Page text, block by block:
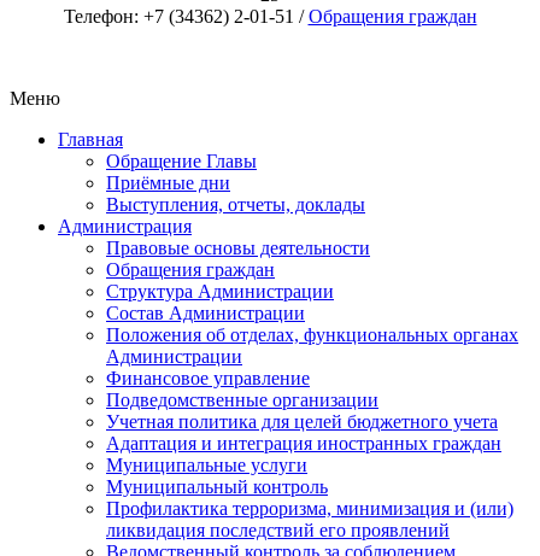
Телефон: +7 (34362) 2-01-51 /Обращения граждан
Меню
Главная
Обращение Главы
Приёмные дни
Выступления, отчеты, доклады
Администрация
Правовые основы деятельности
Обращения граждан
Структура Администрации
Состав Администрации
Положения об отделах, функциональных органах
Администрации
Финансовое управление
Подведомственные организации
Учетная политика для целей бюджетного учета
Адаптация и интеграция иностранных граждан
Муниципальные услуги
Муниципальный контроль
Профилактика терроризма, минимизация и (или)
ликвидация последствий его проявлений
Ведомственный контроль за соблюдением